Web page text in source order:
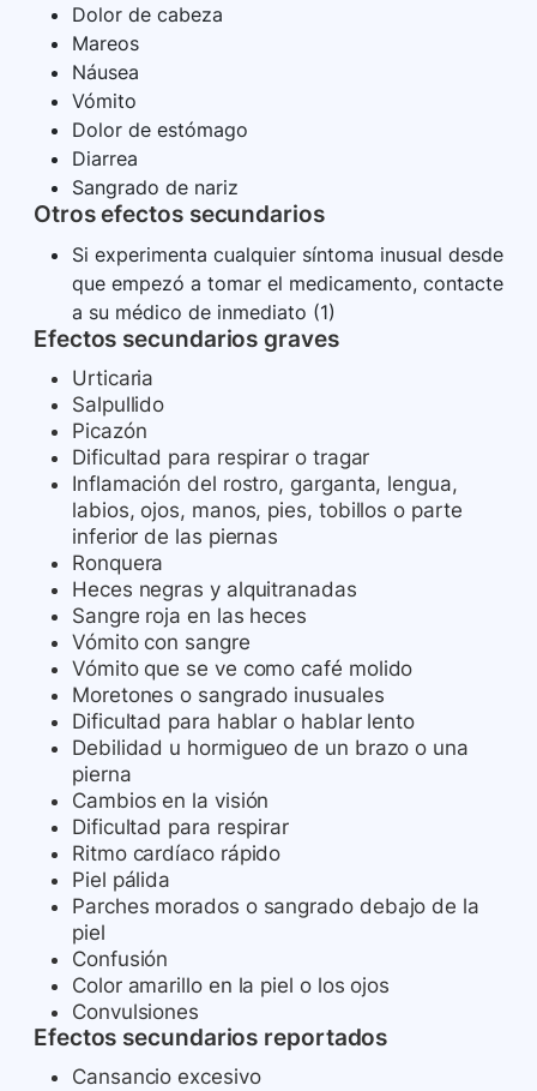
Dolor de cabeza
Mareos
Náusea
Vómito
Dolor de estómago
Diarrea
Sangrado de nariz
Otros efectos secundarios
Si experimenta cualquier síntoma inusual desde
que empezó a tomar el medicamento, contacte
a su médico de inmediato (1)
Efectos secundarios graves
Urticaria
Salpullido
Picazón
Dificultad para respirar o tragar
Inflamación del rostro, garganta, lengua,
labios, ojos, manos, pies, tobillos o parte
inferior de las piernas
Ronquera
Heces negras y alquitranadas
Sangre roja en las heces
Vómito con sangre
Vómito que se ve como café molido
Moretones o sangrado inusuales
Dificultad para hablar o hablar lento
Debilidad u hormigueo de un brazo o una
pierna
Cambios en la visión
Dificultad para respirar
Ritmo cardíaco rápido
Piel pálida
Parches morados o sangrado debajo de la
piel
Confusión
Color amarillo en la piel o los ojos
Convulsiones
Efectos secundarios reportados
Cansancio excesivo